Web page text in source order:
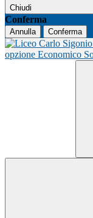
Chiudi
Conferma
Annulla Conferma
opzione Economico